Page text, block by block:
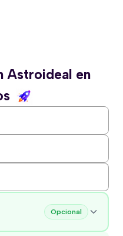
Astroideal en
Opcional